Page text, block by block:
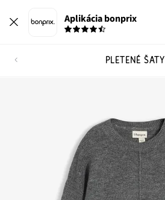
Aplikácia bonprix
PLETENÉ ŠATY